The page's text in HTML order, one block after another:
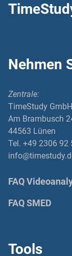
Nehmen
Zentrale:
TimeStudy GmbH
Am Brambusch
44563 Lünen
Tel. +49 2306 92
FAQ
FAQ SMED
Tools